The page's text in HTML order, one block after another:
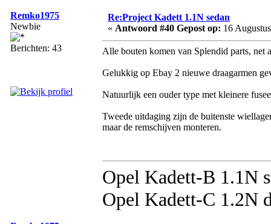
Remko1975
Newbie
Berichten: 43
Re:Project Kadett 1.1N sedan
« Antwoord #40 Gepost op: 16
Alle bouten komen van Splendid parts, net
Gelukkig op Ebay 2 nieuwe draagarmen
Natuurlijk een ouder type met kleinere
Tweede uitdaging zijn de buitenste
maar de remschijven monteren.
Opel Kadett-B 1.1N
Opel Kadett-C 1.2N